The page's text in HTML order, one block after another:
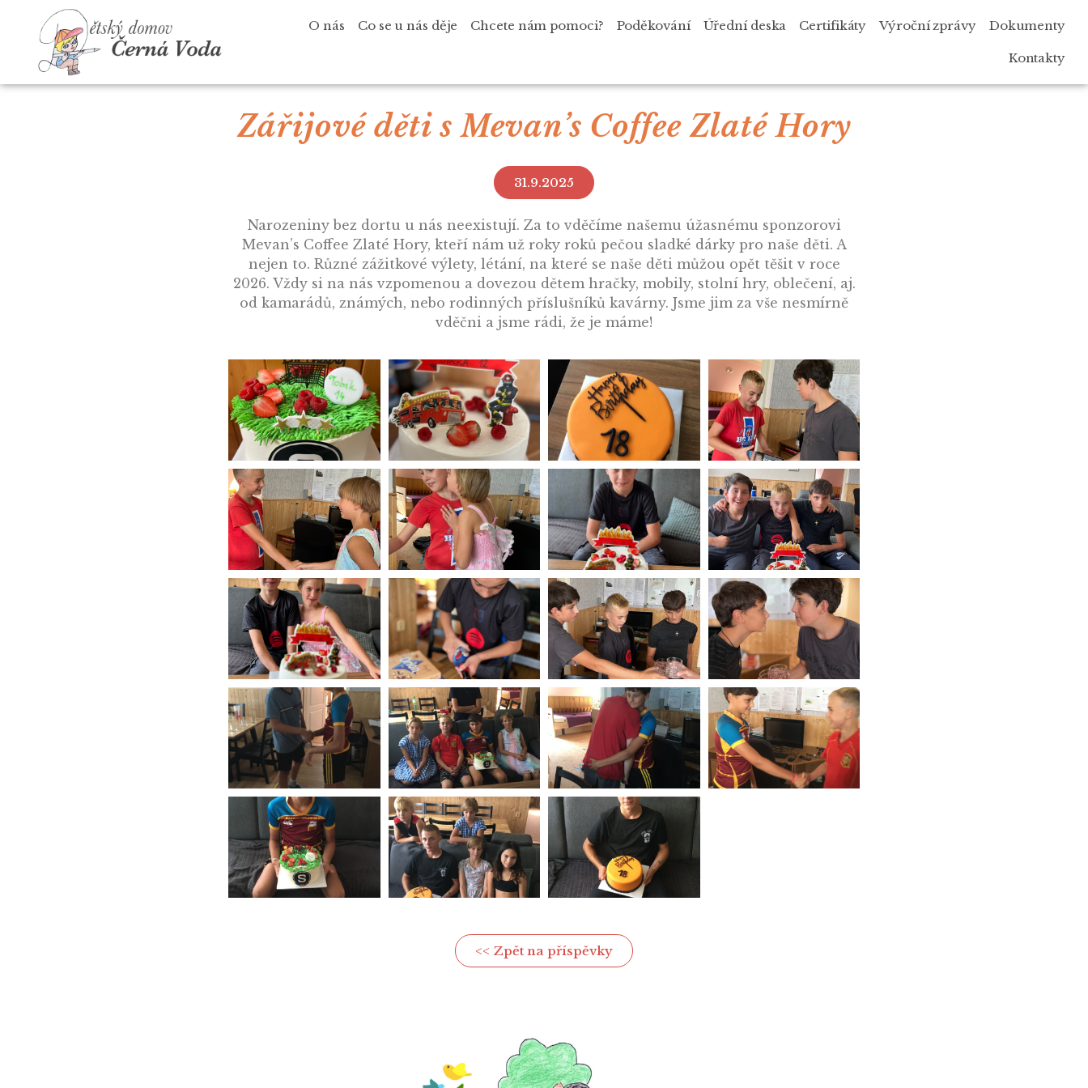
O nás Co se u nás děje Chcete nám pomoci? Poděkování Úřední deska Certifikáty Výroční zprávy Dokumenty
Kontakty
Zářijové děti s Mevan’s Coffee Zlaté Hory
31.9.2025
Narozeniny bez dortu u nás neexistují. Za to vděčíme našemu úžasnému sponzorovi
Mevan’s Coffee Zlaté Hory, kteří nám už roky roků pečou sladké dárky pro naše děti. A
nejen to. Různé zážitkové výlety, létání, na které se naše děti můžou opět těšit v roce
2026. Vždy si na nás vzpomenou a dovezou dětem hračky, mobily, stolní hry, oblečení, aj.
od kamarádů, známých, nebo rodinných příslušníků kavárny. Jsme jim za vše nesmírně
vděčni a jsme rádi, že je máme!
<< Zpět na příspěvky